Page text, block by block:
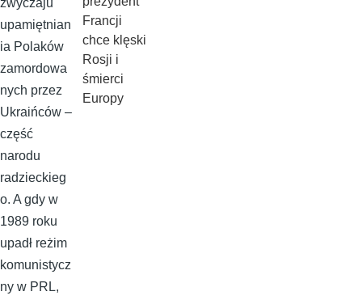
zwyczaju
upamiętnian
ia Polaków
zamordowa
nych przez
Ukraińców –
część
narodu
radzieckieg
o. A gdy w
1989 roku
upadł reżim
komunistycz
ny w PRL,
Francji
chce klęski
Rosji i
śmierci
Europy